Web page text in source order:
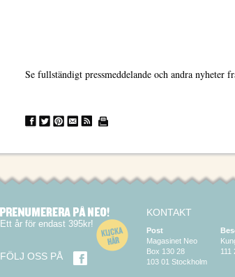
Se fullständigt pressmeddelande och andra nyheter
Ett år för endast 395kr!
FÖLJ OSS PÅ
KONTAKT
Post
Magasinet Neo
Box 130 28
103 01 Stockholm
111